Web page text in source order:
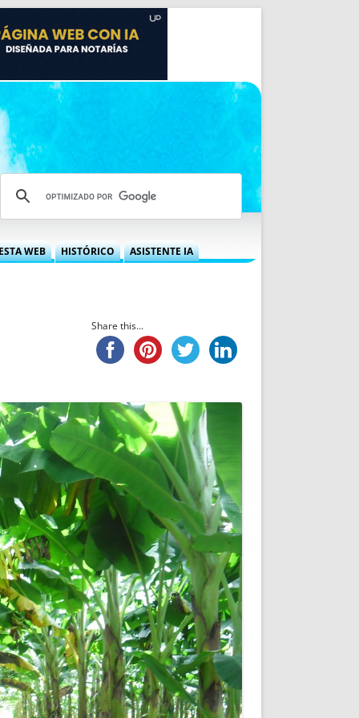
IRPF
WEB
PREMIO NYR
NUEVA ETAPA
POLÍTICA DE PRIVACIDAD
AVISO LEGAL
REPORTAR INCIDENCIA
LOGOTIPO
ENTREVISTAS
SONRISA
ENVÍA CORREO
CANALES DE VÍDEO
HISTÓRICO ASISTENTE IA
Share this...